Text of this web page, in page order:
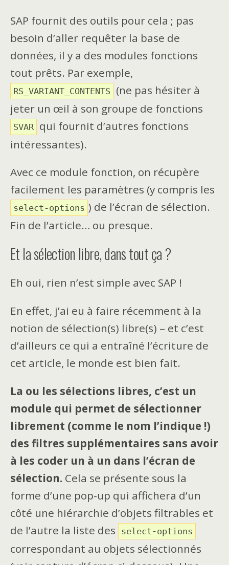
SAP fournit des outils pour cela ; pas
besoin d’aller requêter la base de
données, il y a des modules fonctions
tout prêts. Par exemple,
RS_VARIANT_CONTENTS
(ne pas hésiter à
jeter un œil à son groupe de fonctions
SVAR qui fournit d’autres fonctions
intéressantes).
Avec ce module fonction, on récupère
facilement les paramètres (y compris les
select-options ) de l’écran de sélection.
Fin de l’article… ou presque.
Et la sélection libre, dans tout ça ?
Eh oui, rien n’est simple avec SAP !
En effet, j’ai eu à faire récemment à la
notion de sélection(s) libre(s) – et c’est
d’ailleurs ce qui a entraîné l’écriture de
cet article, le monde est bien fait.
La ou les sélections libres, c’est un
module qui permet de sélectionner
librement (comme le nom l’indique !)
des filtres supplémentaires sans avoir
à les coder un à un dans l’écran de
sélection. Cela se présente sous la
forme d’une pop-up qui affichera d’un
côté une hiérarchie d’objets filtrables et
de l’autre la liste des
select-options
correspondant au objets sélectionnés